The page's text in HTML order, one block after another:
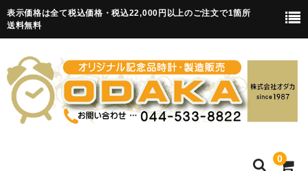
表示価格は全て税込価格・税込22,000円以上のご注文で1箇所
送料無料
0